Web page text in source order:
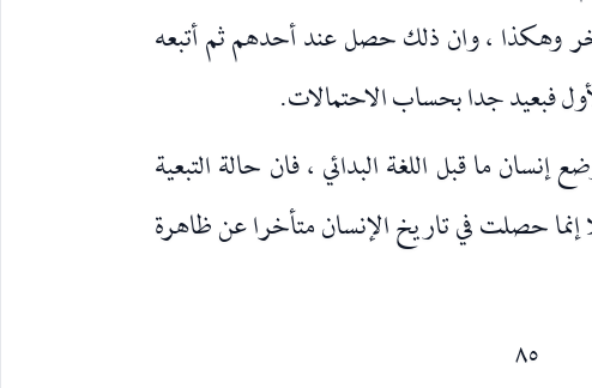
وهكذا ، وان ذلك حصل عند أحدهم ثم أتبعه
فبعيد جدا بحساب الاحتمالات.
إنسان ما قبل اللغة البدائي ، فان حالة التبعية
إنما حصلت في تاريخ الإنسان متأخرا عن ظاهرة
٨٥